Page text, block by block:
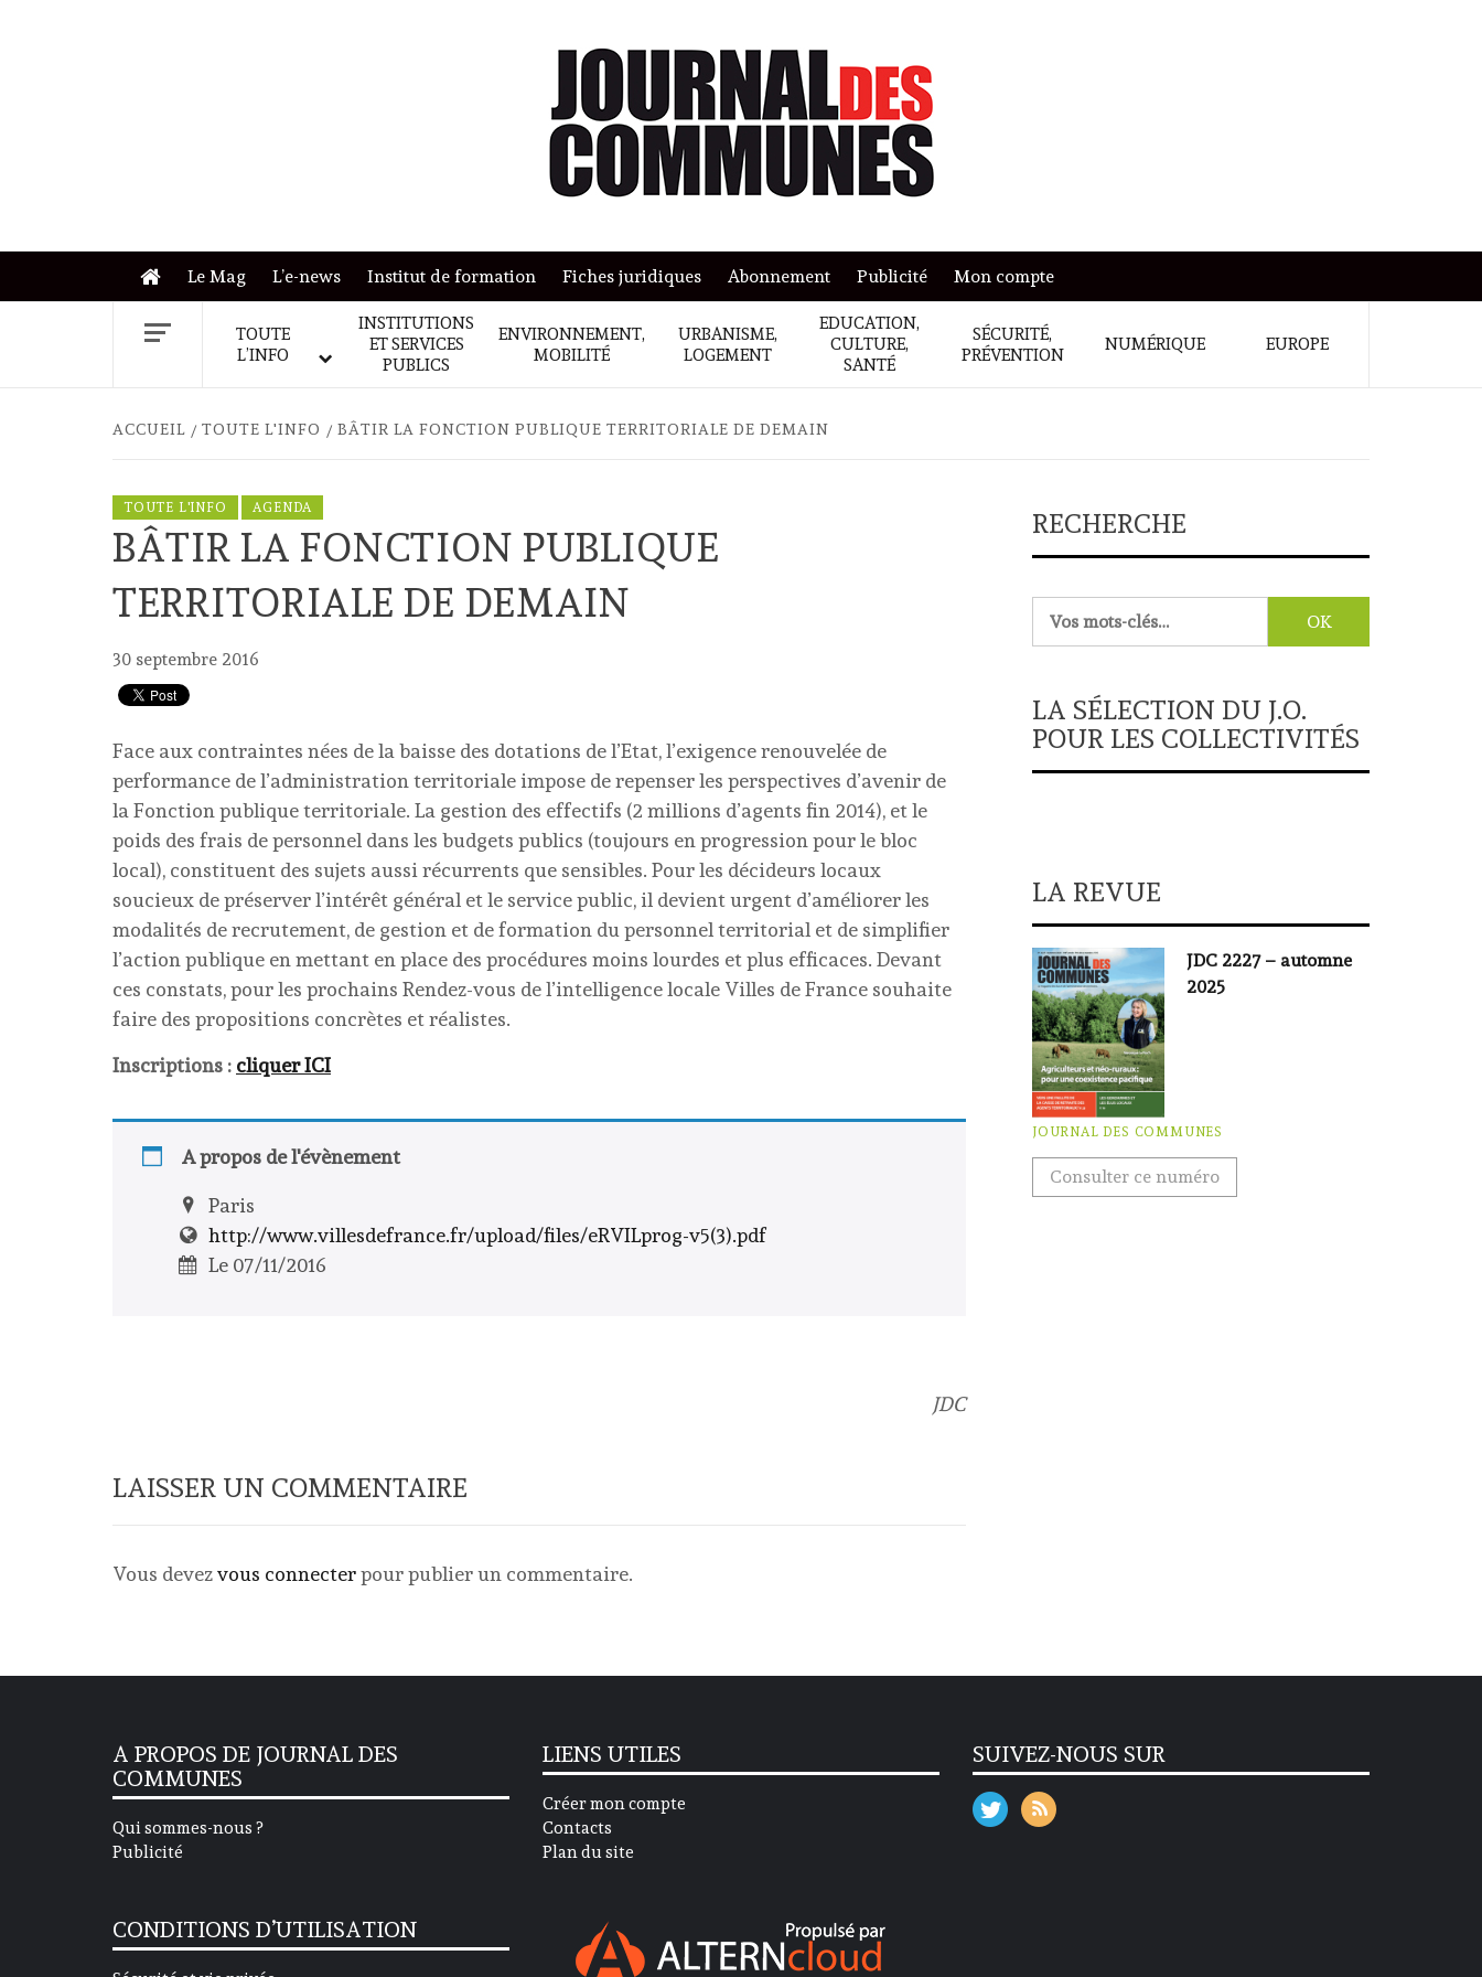
Le Mag L’e-news Institut de formation Fiches juridiques Abonnement Publicité Mon compte
TOUTE
L’INFO
INSTITUTIONS
ET SERVICES
PUBLICS
ENVIRONNEMENT,
MOBILITÉ
URBANISME,
LOGEMENT
EDUCATION,
CULTURE,
SANTÉ
SÉCURITÉ,
PRÉVENTION
NUMÉRIQUE EUROPE
ACCUEIL TOUTE L'INFO BÂTIR LA FONCTION PUBLIQUE TERRITORIALE DE DEMAIN
TOUTE L'INFO AGENDA
BÂTIR LA FONCTION PUBLIQUE
TERRITORIALE DE DEMAIN
30 septembre 2016
Face aux contraintes nées de la baisse des dotations de l’Etat, l’exigence renouvelée de
performance de l’administration territoriale impose de repenser les perspectives d’avenir de
la Fonction publique territoriale. La gestion des effectifs (2 millions d’agents fin 2014), et le
poids des frais de personnel dans les budgets publics (toujours en progression pour le bloc
local), constituent des sujets aussi récurrents que sensibles. Pour les décideurs locaux
soucieux de préserver l’intérêt général et le service public, il devient urgent d’améliorer les
modalités de recrutement, de gestion et de formation du personnel territorial et de simplifier
l’action publique en mettant en place des procédures moins lourdes et plus efficaces. Devant
ces constats, pour les prochains Rendez-vous de l’intelligence locale Villes de France souhaite
faire des propositions concrètes et réalistes.
Inscriptions : cliquer ICI
A propos de l'évènement
Paris
http://www.villesdefrance.fr/upload/files/eRVILprog-v5(3).pdf
Le 07/11/2016
JDC
LAISSER UN COMMENTAIRE
Vous devezvous connecterpour publier un commentaire.
RECHERCHE
LA SÉLECTION DU J.O.
POUR LES COLLECTIVITÉS
LA REVUE
JDC 2227 – automne
2025
JOURNAL DES COMMUNES
Consulter ce numéro
A PROPOS DE JOURNAL DES
COMMUNES
Qui sommes-nous ?
Publicité
CONDITIONS D’UTILISATION
LIENS UTILES
Créer mon compte
Contacts
Plan du site
SUIVEZ-NOUS SUR